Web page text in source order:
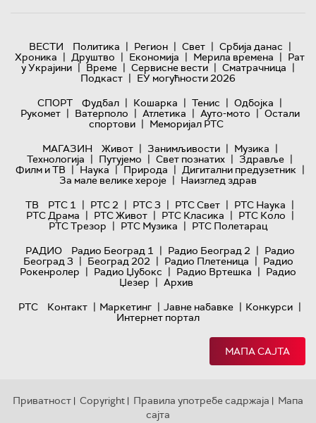
ВЕСТИ Политика | Регион | Свет | Србија данас |
Хроника | Друштво | Економија | Мерила времена | Рат
у Украјини | Време | Сервисне вести | Сматрачница |
Подкаст | ЕУ могућности 2026
СПОРТ
Фудбал | Кошарка | Тенис | Одбојка |
Рукомет | Ватерполо | Атлетика | Ауто-мото | Остали
спортови | Меморијал РТС
МАГАЗИН
Живот | Занимљивости | Музика |
Технологијa | Путујемо | Свет познатих | Здравље |
Филм и ТВ | Наука | Природа | Дигитални предузетник |
За мале велике хероје | Наизглед здрав
ТВ
РТС 1 | РТС 2 | РТС 3 | РТС Свет | РТС Наука |
РТС Драма | РТС Живот | РТС Класика | РТС Коло |
РТС Трезор | РТС Музика | РТС Полетарац
РАДИО
Радио Београд 1 | Радио Београд 2 | Радио
Београд 3 | Београд 202 | Радио Плетеница | Радио
Рокенролер | Радио Џубокс | Радио Вртешка | Радио
Џезер | Архив
РТС
Контакт | Маркетинг | Јавне набавке | Конкурси |
Интернет портал
МАПА САЈТА
Приватност | Copyright | Правила употребе садржаја | Мапа
сајта